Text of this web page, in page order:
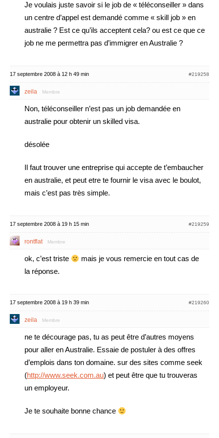
Je voulais juste savoir si le job de « téléconseiller » dans
un centre d’appel est demandé comme « skill job » en
australie ? Est ce qu’ils acceptent cela? ou est ce que ce
job ne me permettra pas d’immigrer en Australie ?
17 septembre 2008 à 12 h 49 min #219258
zeila Membre
Non, téléconseiller n’est pas un job demandée en
australie pour obtenir un skilled visa.
désolée
Il faut trouver une entreprise qui accepte de t’embaucher
en australie, et peut etre te fournir le visa avec le boulot,
mais c’est pas très simple.
17 septembre 2008 à 19 h 15 min #219259
rontflat Membre
ok, c’est triste
mais je vous remercie en tout cas de
la réponse.
17 septembre 2008 à 19 h 39 min #219260
zeila Membre
ne te décourage pas, tu as peut être d’autres moyens
pour aller en Australie. Essaie de postuler à des offres
d’emplois dans ton domaine. sur des sites comme seek
(http://www.seek.com.au) et peut être que tu trouveras
un employeur.
Je te souhaite bonne chance